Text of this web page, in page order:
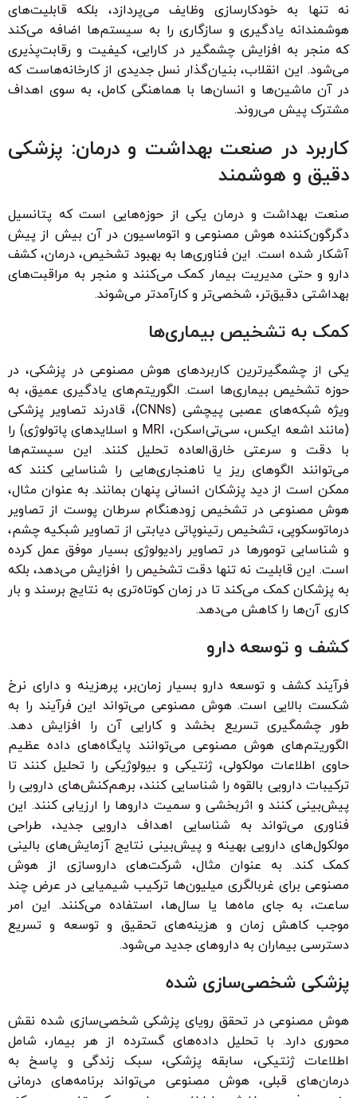
نه تنها به خودکارسازی وظایف می‌پردازد، بلکه قابلیت‌های
هوشمندانه یادگیری و سازگاری را به سیستم‌ها اضافه می‌کند
که منجر به افزایش چشمگیر در کارایی، کیفیت و رقابت‌پذیری
می‌شود. این انقلاب، بنیان‌گذار نسل جدیدی از کارخانه‌هاست که
در آن ماشین‌ها و انسان‌ها با هماهنگی کامل، به سوی اهداف
مشترک پیش می‌روند.
کاربرد در صنعت بهداشت و درمان: پزشکی
دقیق و هوشمند
صنعت بهداشت و درمان یکی از حوزه‌هایی است که پتانسیل
دگرگون‌کننده هوش مصنوعی و اتوماسیون در آن بیش از پیش
آشکار شده است. این فناوری‌ها به بهبود تشخیص، درمان، کشف
دارو و حتی مدیریت بیمار کمک می‌کنند و منجر به مراقبت‌های
بهداشتی دقیق‌تر، شخصی‌تر و کارآمدتر می‌شوند.
کمک به تشخیص بیماری‌ها
یکی از چشمگیرترین کاربردهای هوش مصنوعی در پزشکی، در
حوزه تشخیص بیماری‌ها است. الگوریتم‌های یادگیری عمیق، به
ویژه شبکه‌های عصبی پیچشی (CNNs)، قادرند تصاویر پزشکی
(مانند اشعه ایکس، سی‌تی‌اسکن، MRI و اسلایدهای پاتولوژی) را
با دقت و سرعتی خارق‌العاده تحلیل کنند. این سیستم‌ها
می‌توانند الگوهای ریز یا ناهنجاری‌هایی را شناسایی کنند که
ممکن است از دید پزشکان انسانی پنهان بمانند. به عنوان مثال،
هوش مصنوعی در تشخیص زودهنگام سرطان پوست از تصاویر
درماتوسکوپی، تشخیص رتینوپاتی دیابتی از تصاویر شبکیه چشم،
و شناسایی تومورها در تصاویر رادیولوژی بسیار موفق عمل کرده
است. این قابلیت نه تنها دقت تشخیص را افزایش می‌دهد، بلکه
به پزشکان کمک می‌کند تا در زمان کوتاه‌تری به نتایج برسند و بار
کاری آن‌ها را کاهش می‌دهد.
کشف و توسعه دارو
فرآیند کشف و توسعه دارو بسیار زمان‌بر، پرهزینه و دارای نرخ
شکست بالایی است. هوش مصنوعی می‌تواند این فرآیند را به
طور چشمگیری تسریع بخشد و کارایی آن را افزایش دهد.
الگوریتم‌های هوش مصنوعی می‌توانند پایگاه‌های داده عظیم
حاوی اطلاعات مولکولی، ژنتیکی و بیولوژیکی را تحلیل کنند تا
ترکیبات دارویی بالقوه را شناسایی کنند، برهم‌کنش‌های دارویی را
پیش‌بینی کنند و اثربخشی و سمیت داروها را ارزیابی کنند. این
فناوری می‌تواند به شناسایی اهداف دارویی جدید، طراحی
مولکول‌های دارویی بهینه و پیش‌بینی نتایج آزمایش‌های بالینی
کمک کند. به عنوان مثال، شرکت‌های داروسازی از هوش
مصنوعی برای غربالگری میلیون‌ها ترکیب شیمیایی در عرض چند
ساعت، به جای ماه‌ها یا سال‌ها، استفاده می‌کنند. این امر
موجب کاهش زمان و هزینه‌های تحقیق و توسعه و تسریع
دسترسی بیماران به داروهای جدید می‌شود.
پزشکی شخصی‌سازی شده
هوش مصنوعی در تحقق رویای پزشکی شخصی‌سازی شده نقش
محوری دارد. با تحلیل داده‌های گسترده از هر بیمار، شامل
اطلاعات ژنتیکی، سابقه پزشکی، سبک زندگی و پاسخ به
درمان‌های قبلی، هوش مصنوعی می‌تواند برنامه‌های درمانی